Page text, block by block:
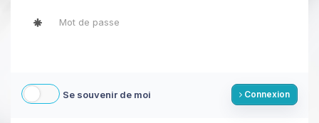
Se souvenir de moi Connexion